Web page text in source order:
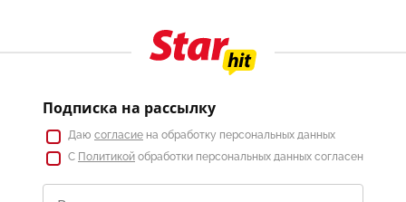
Подписка на рассылку
Даю согласие на обработку персональных данных
С Политикой обработки персональных данных согласен